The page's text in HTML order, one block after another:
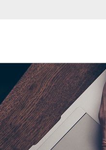
편의시설
VR 가상체험관
주요시설
임대안내